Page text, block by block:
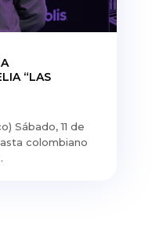
“LAS
Sábado, 11 de
colombiano